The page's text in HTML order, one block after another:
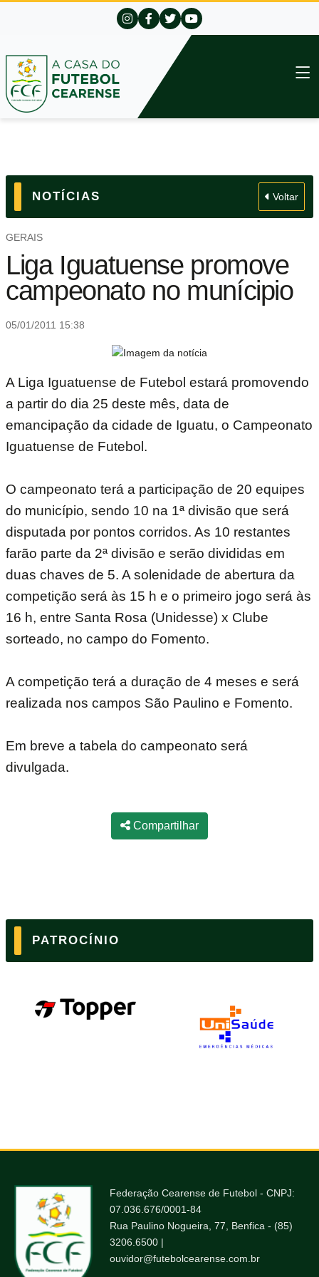
NOTÍCIAS Voltar
GERAIS
Liga Iguatuense promove
campeonato no munícipio
05/01/2011 15:38
A Liga Iguatuense de Futebol estará promovendo
a partir do dia 25 deste mês, data de
emancipação da cidade de Iguatu, o Campeonato
Iguatuense de Futebol.
O campeonato terá a participação de 20 equipes
do município, sendo 10 na 1ª divisão que será
disputada por pontos corridos. As 10 restantes
farão parte da 2ª divisão e serão divididas em
duas chaves de 5. A solenidade de abertura da
competição será às 15 h e o primeiro jogo será às
16 h, entre Santa Rosa (Unidesse) x Clube
sorteado, no campo do Fomento.
A competição terá a duração de 4 meses e será
realizada nos campos São Paulino e Fomento.
Em breve a tabela do campeonato será
divulgada.
Compartilhar
PATROCÍNIO
Federação Cearense de Futebol - CNPJ:
07.036.676/0001-84
Rua Paulino Nogueira, 77, Benfica - (85)
3206.6500 |
ouvidor@futebolcearense.com.br